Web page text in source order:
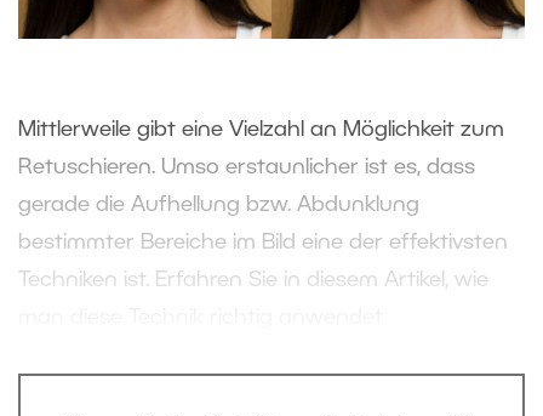
Mittlerweile gibt eine Vielzahl an Möglichkeit zum
Retuschieren. Umso erstaunlicher ist es, dass
gerade die Aufhellung bzw. Abdunklung
bestimmter Bereiche im Bild eine der effektivsten
Techniken ist. Erfahren Sie in diesem Artikel, wie